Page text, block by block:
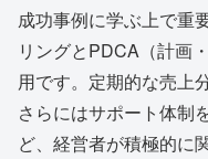
成功事例に学ぶ上で重
リングとPDCA（計画
用です。定期的な売上
さらにはサポート体制
ど、経営者が積極的に